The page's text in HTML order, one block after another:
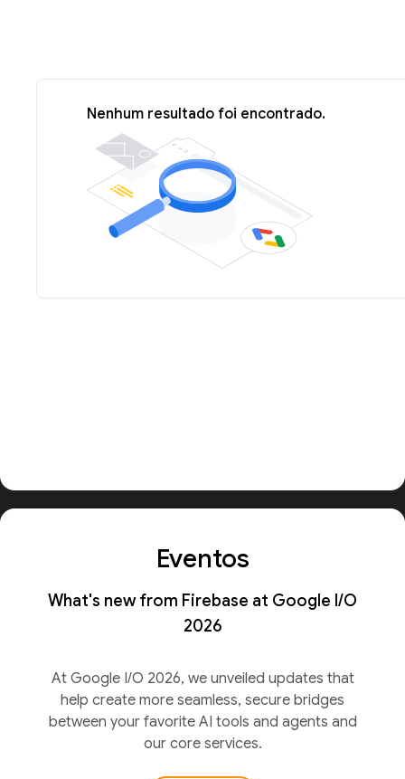
Nenhum resultado foi encontrado.
Eventos
What's new from Firebase at Google I/O
2026
At Google I/O 2026, we unveiled updates that
help create more seamless, secure bridges
between your favorite AI tools and agents and
our core services.